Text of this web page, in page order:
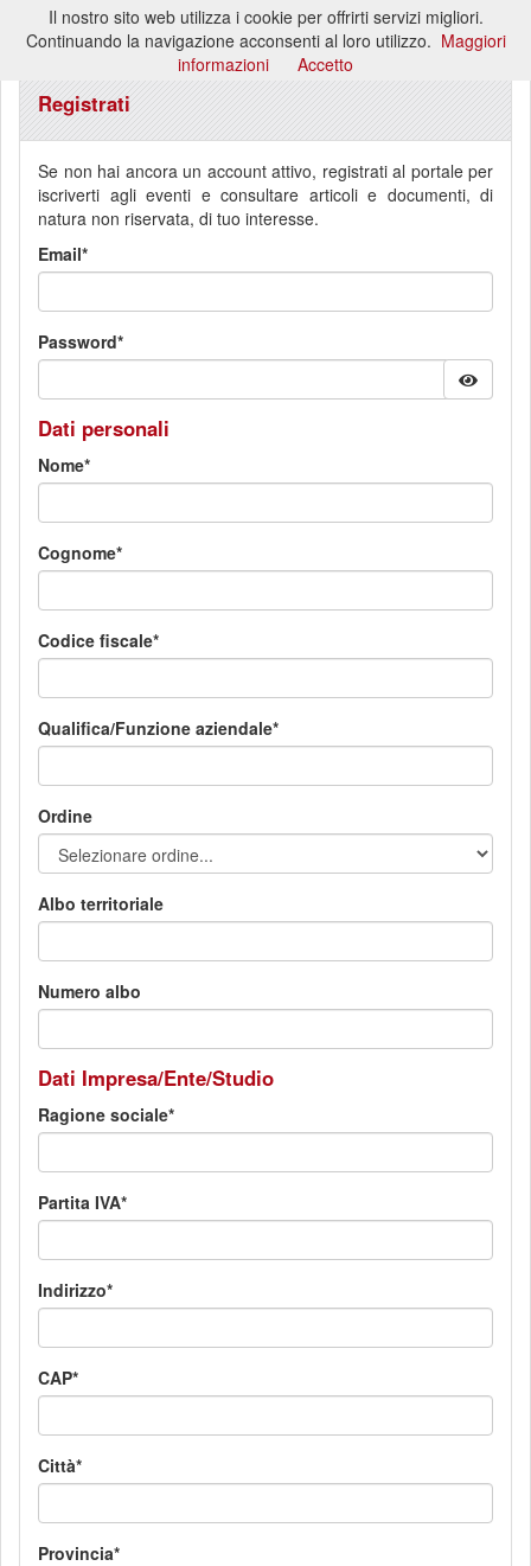
Registrati
Se non hai ancora un account attivo, registrati al portale per
iscriverti agli eventi e consultare articoli e documenti, di
natura non riservata, di tuo interesse.
Email
Password
Dati personali
Nome
Cognome
Codice fiscale
Qualifica/Funzione aziendale
Ordine
Albo territoriale
Numero albo
Dati Impresa/Ente/Studio
Ragione sociale
Partita IVA
Indirizzo
CAP
Città
Provincia
Il nostro sito web utilizza i cookie per offrirti servizi migliori.
Continuando la navigazione acconsenti al loro utilizzo. Maggiori
informazioni
Accetto